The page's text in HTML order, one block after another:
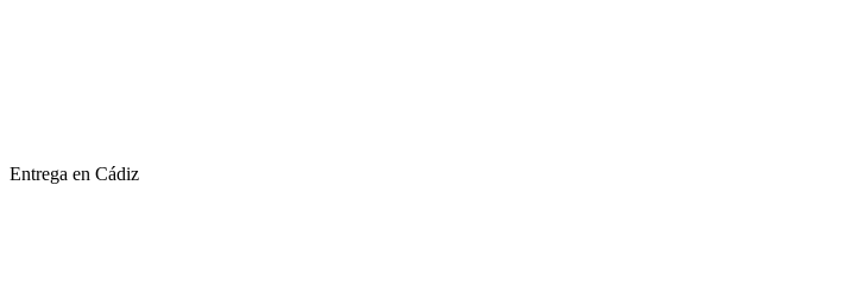
Entrega en Cádiz